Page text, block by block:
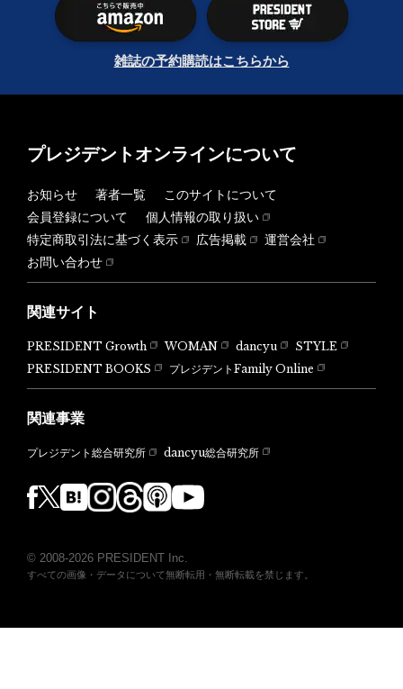
雑誌の予約購読はこちらから
プレジデントオンラインについて
お知らせ 著者一覧
このサイトについて
会員登録について
個人情報の取り扱い
特定商取引法に基づく表示
広告掲載
運営会社
お問い合わせ
関連サイト
PRESIDENT Growth WOMAN dancyu
STYLE
PRESIDENT BOOKS
プレジデントFamily Online
関連事業
プレジデント総合研究所 dancyu総合研究所
© 2008-2026 PRESIDENT Inc.
すべての画像・データについて無断転用・無断転載を禁じます。